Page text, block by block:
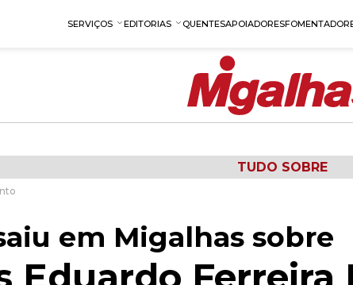
SERVIÇOS EDITORIAS QUENTESAPOIADORES
TUDO SOBRE
em Migalhas sobre